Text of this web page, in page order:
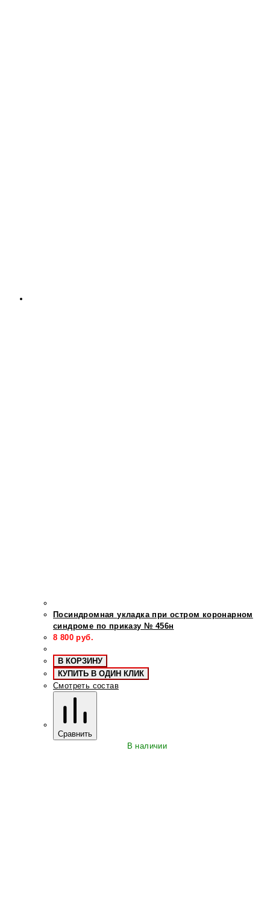
Посиндромная укладка при остром коронарном
синдроме по приказу № 456н
8 800 руб.
В КОРЗИНУ
КУПИТЬ В ОДИН КЛИК
Смотреть состав
Сравнить
В наличии